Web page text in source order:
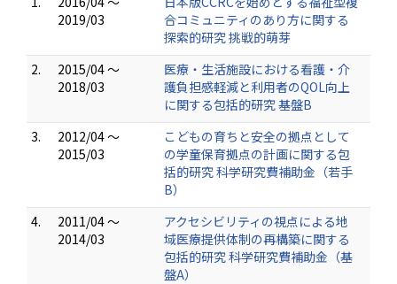
2019/03
合コミュニティのあり方に関する
探索的研究 挑戦的萌芽
2.
2015/04 ～
2018/03
医療・生活施設における看護・介
護負担感軽減と利用者のQOL向上
に関する包括的研究 基盤B
3.
2012/04 ～
2015/03
こどもの育ちと安全の拠点として
の学童保育拠点の計画に関する包
括的研究 科学研究費補助金（若手
B）
4.
2011/04 ～
2014/03
アクセシビリティの視点による地
域医療提供体制の再構築に関する
包括的研究 科学研究費補助金（基
盤A）